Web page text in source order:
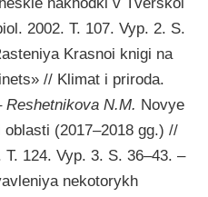
2002. T. 107. Vyp. 2. S.
Krasnoi knigi na
// Klimat i priroda.
Reshetnikova N.M. Novye
(2017–2018 gg.) //
124. Vyp. 3. S. 36–43. –
nekotorykh